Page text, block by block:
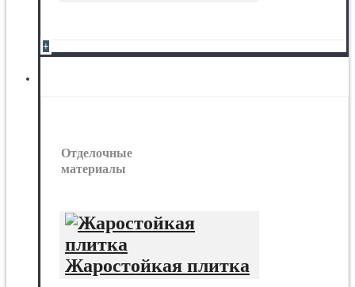
+
Отделочные
материалы
Жаростойкая плитка